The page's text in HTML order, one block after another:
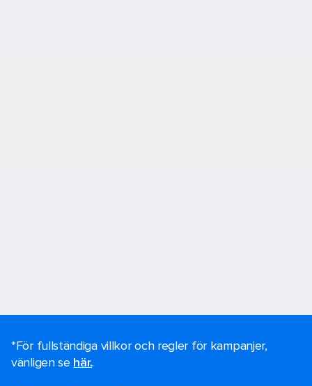
*För fullständiga villkor och regler för kampanjer,
vänligen se här..